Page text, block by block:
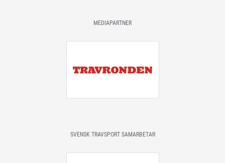
MEDIAPARTNER
SVENSK TRAVSPORT SAMARBETAR